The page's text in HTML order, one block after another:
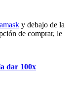
y debajo de la
de comprar, le
dar 100x